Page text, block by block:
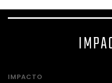
IMPACTO